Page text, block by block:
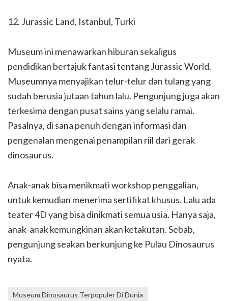
12. Jurassic Land, Istanbul, Turki
Museum ini menawarkan hiburan sekaligus
pendidikan bertajuk fantasi tentang Jurassic World.
Museumnya menyajikan telur-telur dan tulang yang
sudah berusia jutaan tahun lalu. Pengunjung juga akan
terkesima dengan pusat sains yang selalu ramai.
Pasalnya, di sana penuh dengan informasi dan
pengenalan mengenai penampilan riil dari gerak
dinosaurus.
Anak-anak bisa menikmati workshop penggalian,
untuk kemudian menerima sertifikat khusus. Lalu ada
teater 4D yang bisa dinikmati semua usia. Hanya saja,
anak-anak kemungkinan akan ketakutan. Sebab,
pengunjung seakan berkunjung ke Pulau Dinosaurus
nyata.
Museum Dinosaurus Terpopuler Di Dunia